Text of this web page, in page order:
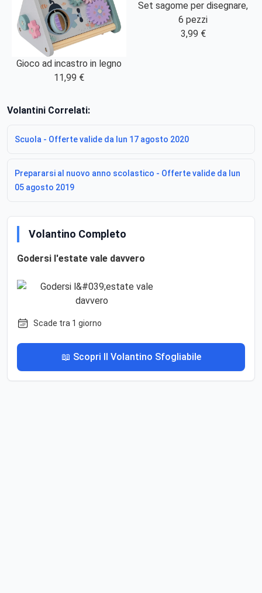
Gioco ad incastro in legno
11,99 €
Set sagome per disegnare,
6 pezzi
3,99 €
Volantini Correlati:
Scuola - Offerte valide da lun 17 agosto 2020
Prepararsi al nuovo anno scolastico - Offerte valide da lun
05 agosto 2019
Volantino Completo
Godersi l'estate vale davvero
Scade tra 1 giorno
📖 Scopri Il Volantino Sfogliabile